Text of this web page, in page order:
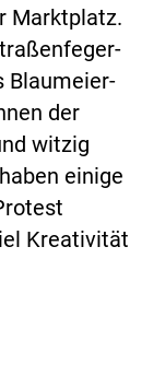
Marktplatz.
Blaumeier-
der
witzig
einige
Kreativität